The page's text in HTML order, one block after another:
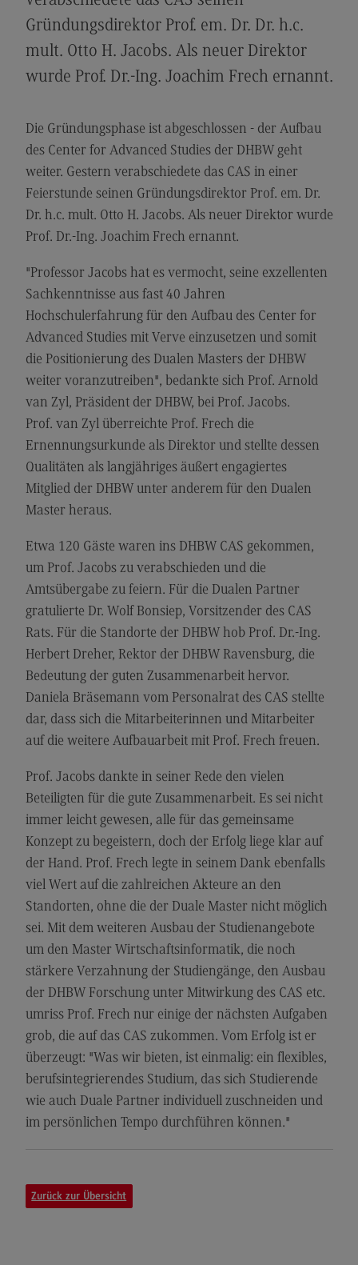
Modulangebot
Berufsperspektiven
Kontakt
Digital Business Management
Modulangebot
Berufsperspektiven
Kontakt
Digitalisierung in der Sozialen Arbeit
Modulangebot
Berufsperspektiven
Kontakt
Elektrotechnik und Informationstechnik
Elektrotechnik und Informationstechnik
Profil-O-Mat Elektrotechnik und
Informationstechnik
(External link)
Rahmenbedingungen
Berufsperspektiven
Kontakt
Entrepreneurship
Entrepreneurship
Modulangebot
Berufsperspektiven
Kontakt
Executive Engineering
Modulangebot
Besonderheiten und Highlights
Berufsperspektiven
Kontakt
Finance
Finance
Modulangebot
Berufsperspektiven
Kontakt
General Business Management
General Business Management
Modulangebot
Kontakt
Gründungsdirektor Prof. em. Dr. Dr. h.c.
mult. Otto H. Jacobs. Als neuer Direktor
wurde Prof. Dr.-Ing. Joachim Frech ernannt.
Die Gründungsphase ist abgeschlossen - der Aufbau
des Center for Advanced Studies der DHBW geht
weiter. Gestern verabschiedete das CAS in einer
Feierstunde seinen Gründungsdirektor Prof. em. Dr.
Dr. h.c. mult. Otto H. Jacobs. Als neuer Direktor wurde
Prof. Dr.-Ing. Joachim Frech ernannt.
"Professor Jacobs hat es vermocht, seine exzellenten
Sachkenntnisse aus fast 40 Jahren
Hochschulerfahrung für den Aufbau des Center for
Advanced Studies mit Verve einzusetzen und somit
die Positionierung des Dualen Masters der DHBW
weiter voranzutreiben", bedankte sich Prof. Arnold
van Zyl, Präsident der DHBW, bei Prof. Jacobs.
Prof. van Zyl überreichte Prof. Frech die
Ernennungsurkunde als Direktor und stellte dessen
Qualitäten als langjähriges äußert engagiertes
Mitglied der DHBW unter anderem für den Dualen
Master heraus.
Etwa 120 Gäste waren ins DHBW CAS gekommen,
um Prof. Jacobs zu verabschieden und die
Amtsübergabe zu feiern. Für die Dualen Partner
gratulierte Dr. Wolf Bonsiep, Vorsitzender des CAS
Rats. Für die Standorte der DHBW hob Prof. Dr.-Ing.
Herbert Dreher, Rektor der DHBW Ravensburg, die
Bedeutung der guten Zusammenarbeit hervor.
Daniela Bräsemann vom Personalrat des CAS stellte
dar, dass sich die Mitarbeiterinnen und Mitarbeiter
auf die weitere Aufbauarbeit mit Prof. Frech freuen.
Prof. Jacobs dankte in seiner Rede den vielen
Beteiligten für die gute Zusammenarbeit. Es sei nicht
immer leicht gewesen, alle für das gemeinsame
Konzept zu begeistern, doch der Erfolg liege klar auf
der Hand. Prof. Frech legte in seinem Dank ebenfalls
viel Wert auf die zahlreichen Akteure an den
Standorten, ohne die der Duale Master nicht möglich
sei. Mit dem weiteren Ausbau der Studienangebote
um den Master Wirtschaftsinformatik, die noch
stärkere Verzahnung der Studiengänge, den Ausbau
der DHBW Forschung unter Mitwirkung des CAS etc.
umriss Prof. Frech nur einige der nächsten Aufgaben
grob, die auf das CAS zukommen. Vom Erfolg ist er
überzeugt: "Was wir bieten, ist einmalig: ein flexibles,
berufsintegrierendes Studium, das sich Studierende
wie auch Duale Partner individuell zuschneiden und
im persönlichen Tempo durchführen können."
Zurück zur Übersicht